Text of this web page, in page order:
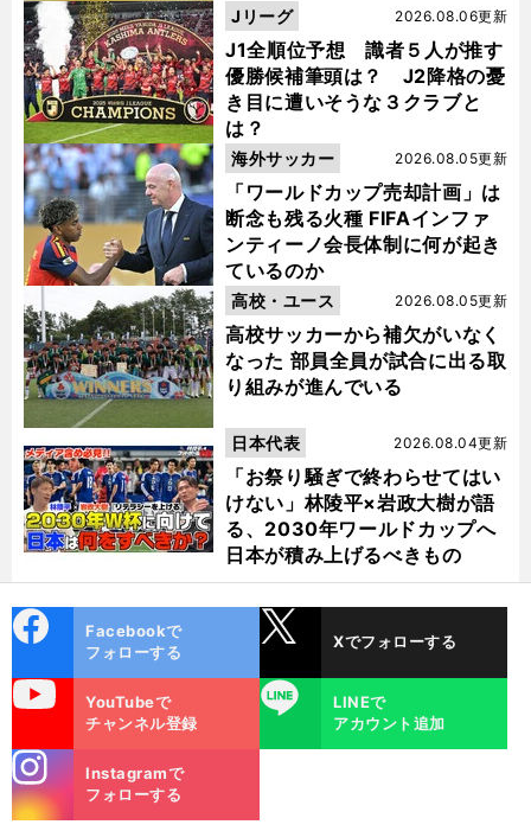
J1全順位予想 識者５人が推す
優勝候補筆頭は？ J2降格の憂
き目に遭いそうな３クラブと
は？
2026.08.06更新
Jリーグ
「ワールドカップ売却計画」は
断念も残る火種 FIFAインファ
ンティーノ会長体制に何が起き
ているのか
2026.08.05更新
海外サッカー
高校サッカーから補欠がいなく
なった 部員全員が試合に出る取
り組みが進んでいる
2026.08.05更新
高校・ユース
「お祭り騒ぎで終わらせてはい
けない」林陵平×岩政大樹が語
る、2030年ワールドカップへ
日本が積み上げるべきもの
2026.08.04更新
日本代表
ok
Facebookで
フォローする
Xでフォローする
YouTubeで
チャンネル登録
LINE
LINEで
アカウント追加
m
Instagramで
フォローする